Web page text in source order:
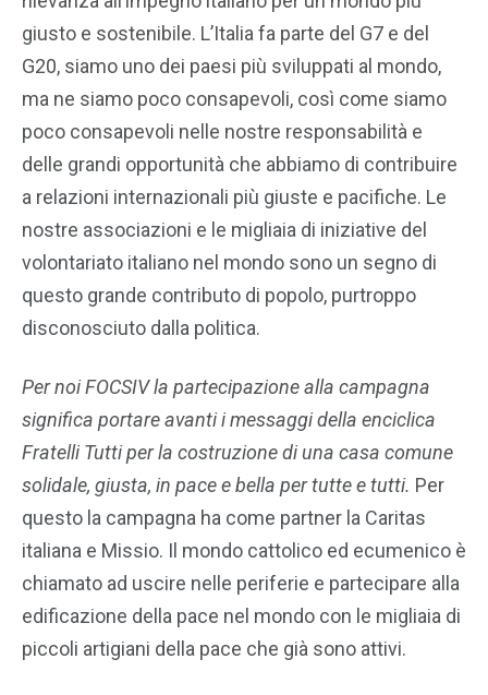
giusto e sostenibile. L’Italia fa parte del G7 e del
G20, siamo uno dei paesi più sviluppati al mondo,
ma ne siamo poco consapevoli, così come siamo
poco consapevoli nelle nostre responsabilità e
delle grandi opportunità che abbiamo di contribuire
a relazioni internazionali più giuste e pacifiche. Le
nostre associazioni e le migliaia di iniziative del
volontariato italiano nel mondo sono un segno di
questo grande contributo di popolo, purtroppo
disconosciuto dalla politica.
Per noi FOCSIV la partecipazione alla campagna
significa portare avanti i messaggi della enciclica
Fratelli Tutti per la costruzione di una casa comune
solidale, giusta, in pace e bella per tutte e tutti. Per
questo la campagna ha come partner la Caritas
italiana e Missio. Il mondo cattolico ed ecumenico è
chiamato ad uscire nelle periferie e partecipare alla
edificazione della pace nel mondo con le migliaia di
piccoli artigiani della pace che già sono attivi.